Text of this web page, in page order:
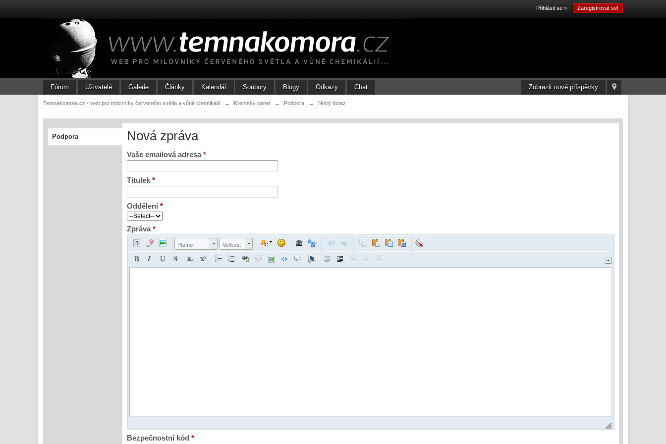
Přihlásit se » Zaregistrovat se!
Zobrazit nové příspěvky
Fórum Uživatelé Galerie Články Kalendář Soubory Blogy Odkazy Chat
Temnakomora.cz - web pro milovníky červeného světla a vůně chemikálií → Klientský panel → Podpora → Nový dotaz
Podpora Nová zpráva
Vaše emailová adresa*
Titulek*
Oddělení*
Zpráva*
Písmo Velikost
Bezpečnostní kód*